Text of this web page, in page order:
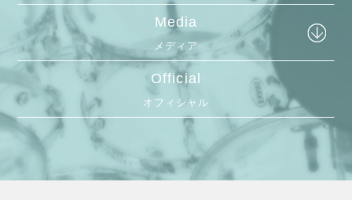
Media
メディア
Official
オフィシャル